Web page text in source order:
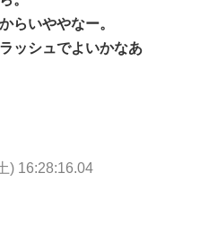
らいややなー。
ッシュでよいかなあ
) 16:28:16.04